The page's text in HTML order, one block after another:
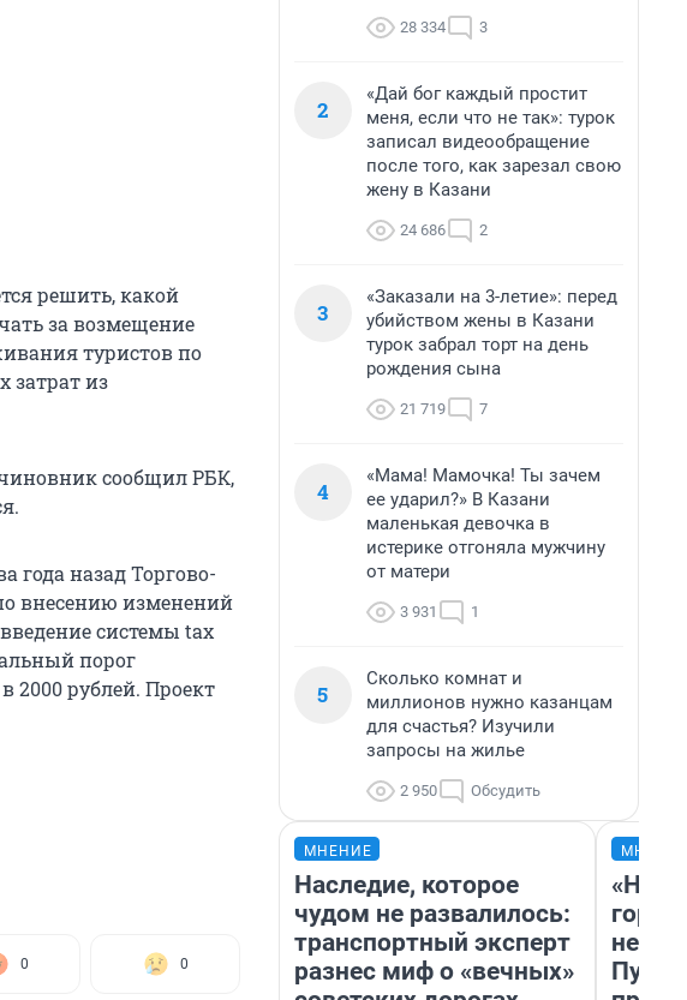
решить, какой
за возмещение
туристов по
затрат из
сообщил РБК,
года назад Торгово-
внесению изменений
системы tax
порог
2000 рублей. Проект
0 0
28 334 3
2
«Дай бог каждый простит
меня, если что не так»: турок
записал видеообращение
после того, как зарезал свою
жену в Казани
24 686 2
3
«Заказали на 3-летие»: перед
убийством жены в Казани
турок забрал торт на день
рождения сына
21 719 7
4
«Мама! Мамочка! Ты зачем
ее ударил?» В Казани
маленькая девочка в
истерике отгоняла мужчину
от матери
3 931 1
5
Сколько комнат и
миллионов нужно казанцам
для счастья? Изучили
запросы на жилье
2 950 Обсудить
МНЕНИЕ
Наследие, которое
чудом не развалилось:
транспортный эксперт
разнес миф о «вечных»
«Нет